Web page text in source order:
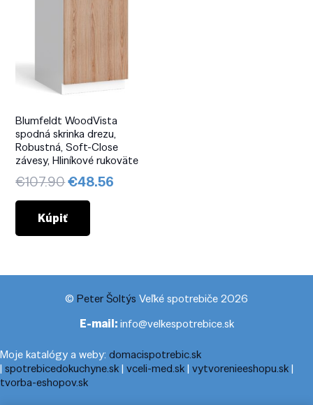
Blumfeldt WoodVista
spodná skrinka drezu,
Robustná, Soft-Close
závesy, Hliníkové rukoväte
€107.90Pôvodná
cena
bola:
€107.90.
€48.56
Kúpiť
© Peter Šoltýs Veľké spotrebiče 2026
E-mail:info@velkespotrebice.sk
Moje katalógy a weby: domacispotrebic.sk
| spotrebicedokuchyne.sk| vceli-med.sk| vytvorenieeshopu.sk|
tvorba-eshopov.sk